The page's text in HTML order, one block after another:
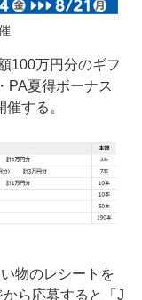
100万円分のギフ
PA夏得ボーナス
する。
物のレシートを
ら応募すると「J